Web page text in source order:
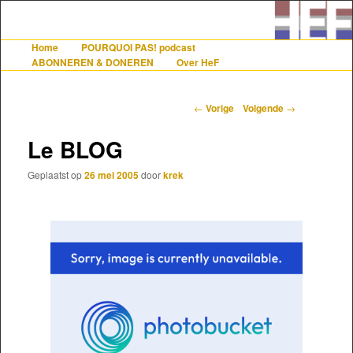
De gezelligste website voor Nederlanders die iets met Frankrijk hebben
HoofdmenuSpring naar de primaire inhoud
Spring naar de secundaire inhoud
Home
POURQUOI PAS! podcast
ABONNEREN & DONEREN
Over HeF
Berichtnavigatie
← Vorige Volgende →
Le BLOG
Geplaatst op26 mei 2005doorkrek